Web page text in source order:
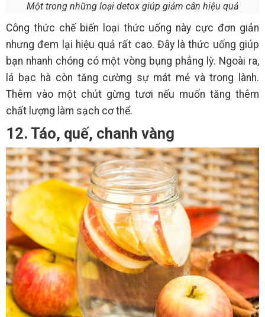
Một trong những loại detox giúp giảm cân hiệu quả
Công thức chế biến loại thức uống này cực đơn giản
nhưng đem lại hiệu quả rất cao. Đây là thức uống giúp
bạn nhanh chóng có một vòng bụng phẳng lỳ. Ngoài ra,
lá bạc hà còn tăng cường sự mát mẻ và trong lành.
Thêm vào một chút gừng tươi nếu muốn tăng thêm
chất lượng làm sạch cơ thể.
12. Táo, quế, chanh vàng